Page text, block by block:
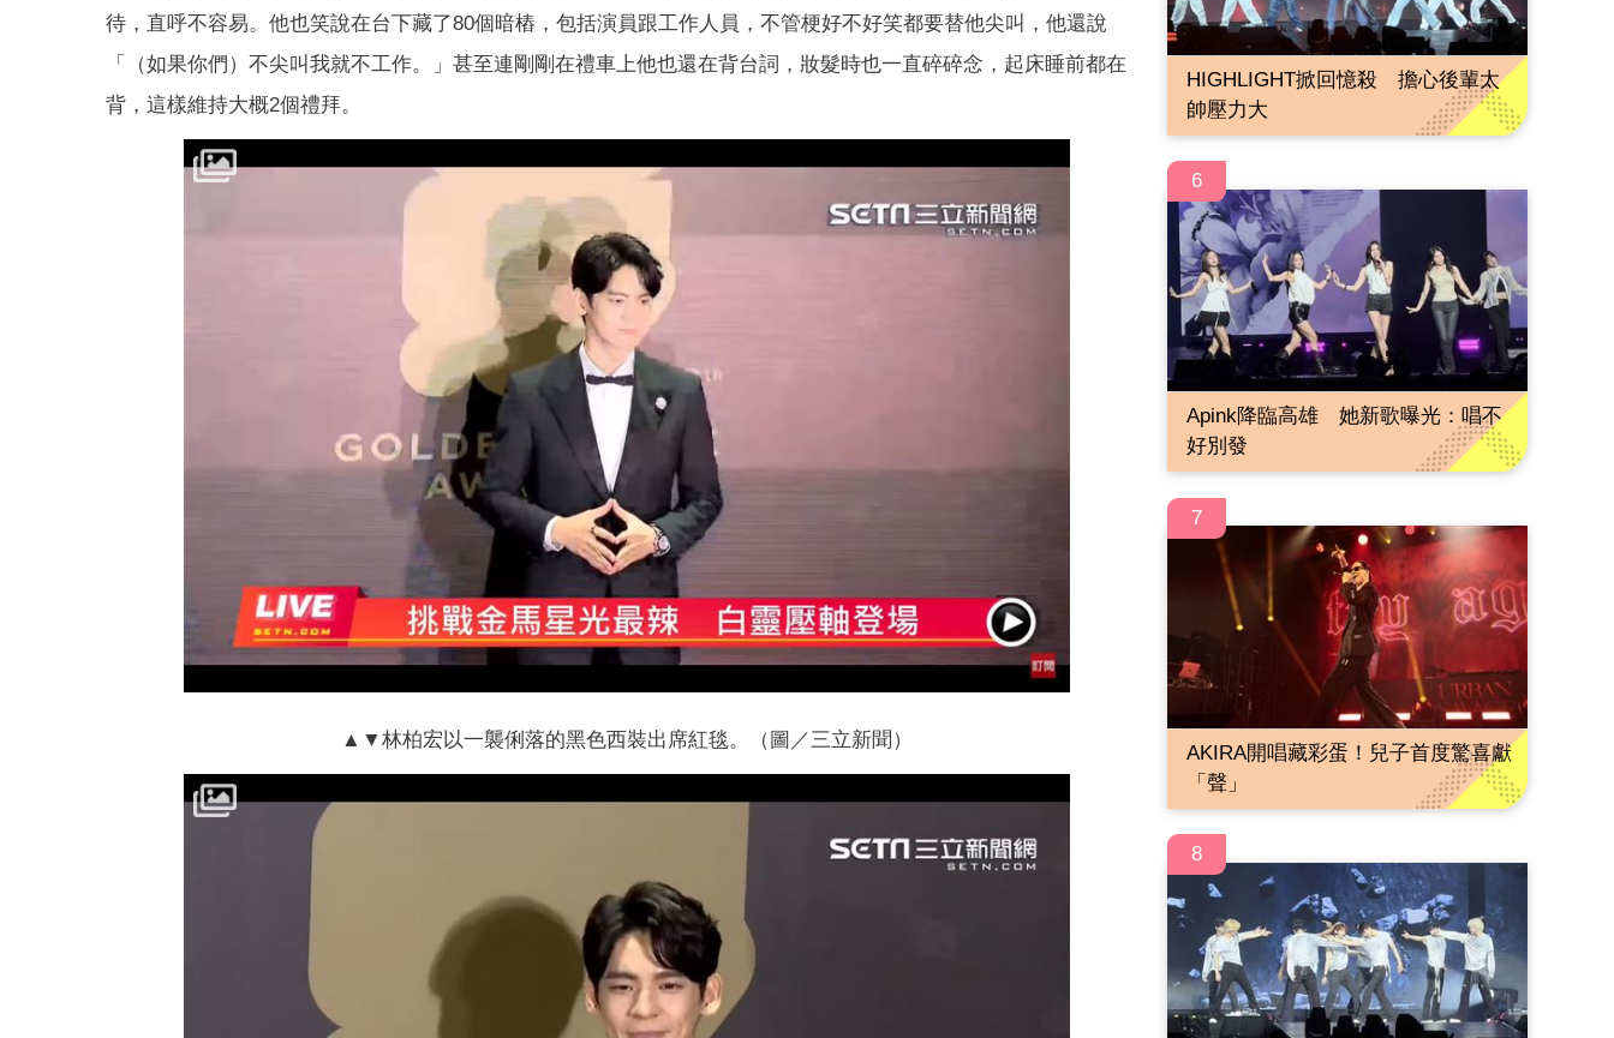
待，直呼不容易。他也笑說在台下藏了80個暗樁，包括演員跟工作人員，不管梗好不好笑都要替他尖叫，他還說
「（如果你們）不尖叫我就不工作。」甚至連剛剛在禮車上他也還在背台詞，妝髮時也一直碎碎念，起床睡前都在
背，這樣維持大概2個禮拜。
▲▼林柏宏以一襲俐落的黑色西裝出席紅毯。（圖／三立新聞）
HIGHLIGHT掀回憶殺 擔心後輩太
帥壓力大
6
Apink降臨高雄 她新歌曝光：唱不
好別發
7
AKIRA開唱藏彩蛋！兒子首度驚喜獻
「聲」
8